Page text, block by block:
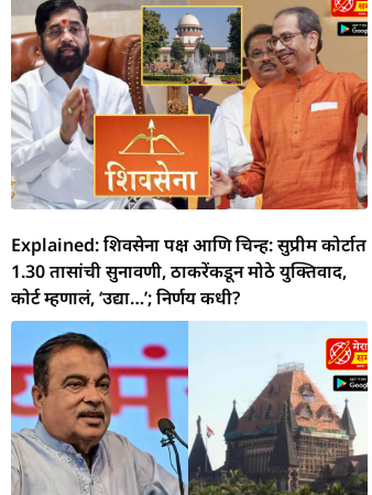
o
o
k
p
p
m g
er
s
Explained: शिवसेना पक्ष आणि चिन्ह: सुप्रीम कोर्टात
1.30 तासांची सुनावणी, ठाकरेंकडून मोठे युक्तिवाद,
कोर्ट म्हणालं, ‘उद्या…’; निर्णय कधी?